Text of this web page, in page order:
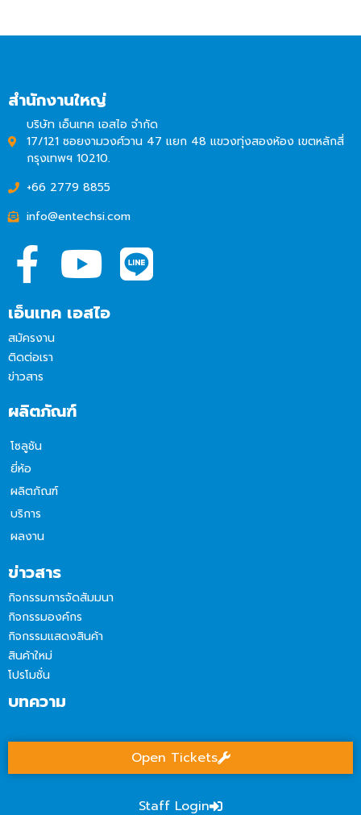
สำนักงานใหญ่
บริษัท เอ็นเทค เอสไอ จำกัด
17/121 ซอยงามวงศ์วาน 47 แยก 48 แขวงทุ่งสองห้อง เขตหลักสี่
กรุงเทพฯ 10210.
+66 2779 8855
info@entechsi.com
เอ็นเทค เอสไอ
สมัครงาน
ติดต่อเรา
ข่าวสาร
ผลิตภัณฑ์
โซลูชัน
ยี่ห้อ
ผลิตภัณฑ์
บริการ
ผลงาน
ข่าวสาร
กิจกรรมการจัดสัมมนา
กิจกรรมองค์กร
กิจกรรมแสดงสินค้า
สินค้าใหม่
โปรโมชั่น
บทความ
Open Tickets
Staff Login